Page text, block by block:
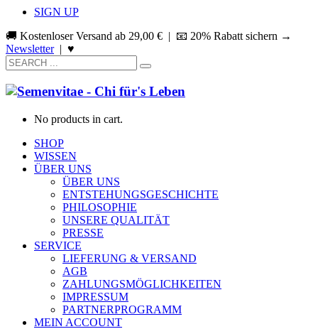
SIGN UP
🚚 Kostenloser Versand ab 29,00 € | 📧 20% Rabatt sichern →
Newsletter| ♥
No products in cart.
SHOP
WISSEN
ÜBER UNS
ÜBER UNS
ENTSTEHUNGSGESCHICHTE
PHILOSOPHIE
UNSERE QUALITÄT
PRESSE
SERVICE
LIEFERUNG & VERSAND
AGB
ZAHLUNGSMÖGLICHKEITEN
IMPRESSUM
PARTNERPROGRAMM
MEIN ACCOUNT